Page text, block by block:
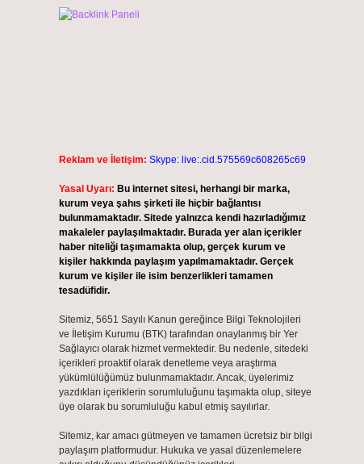
Reklam ve İletişim: Skype: live:.cid.575569c608265c69
Yasal Uyarı: Bu internet sitesi, herhangi bir marka,
kurum veya şahıs şirketi ile hiçbir bağlantısı
bulunmamaktadır. Sitede yalnızca kendi hazırladığımız
makaleler paylaşılmaktadır. Burada yer alan içerikler
haber niteliği taşımamakta olup, gerçek kurum ve
kişiler hakkında paylaşım yapılmamaktadır. Gerçek
kurum ve kişiler ile isim benzerlikleri tamamen
tesadüfidir.
Sitemiz, 5651 Sayılı Kanun gereğince Bilgi Teknolojileri
ve İletişim Kurumu (BTK) tarafından onaylanmış bir Yer
Sağlayıcı olarak hizmet vermektedir. Bu nedenle, sitedeki
içerikleri proaktif olarak denetleme veya araştırma
yükümlülüğümüz bulunmamaktadır. Ancak, üyelerimiz
yazdıkları içeriklerin sorumluluğunu taşımakta olup, siteye
üye olarak bu sorumluluğu kabul etmiş sayılırlar.
Sitemiz, kar amacı gütmeyen ve tamamen ücretsiz bir bilgi
paylaşım platformudur. Hukuka ve yasal düzenlemelere